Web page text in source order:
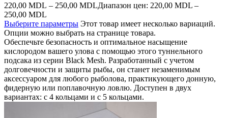
220,00 MDL – 250,00 MDLДиапазон цен: 220,00 MDL –
250,00 MDL
Выберите параметры Этот товар имеет несколько вариаций.
Опции можно выбрать на странице товара.
Обеспечьте безопасность и оптимальное насыщение
кислородом вашего улова с помощью этого туннельного
подсака из серии Black Mesh. Разработанный с учетом
долговечности и защиты рыбы, он станет незаменимым
аксессуаром для любого рыболова, практикующего донную,
фидерную или поплавочную ловлю. Доступен в двух
вариантах: с 4 кольцами и с 5 кольцами.